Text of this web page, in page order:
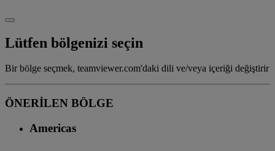
Lütfen bölgenizi seçin
Bir bölge seçmek, teamviewer.com'daki dili ve/veya içeriği değiştirir
ÖNERİLEN BÖLGE
Americas